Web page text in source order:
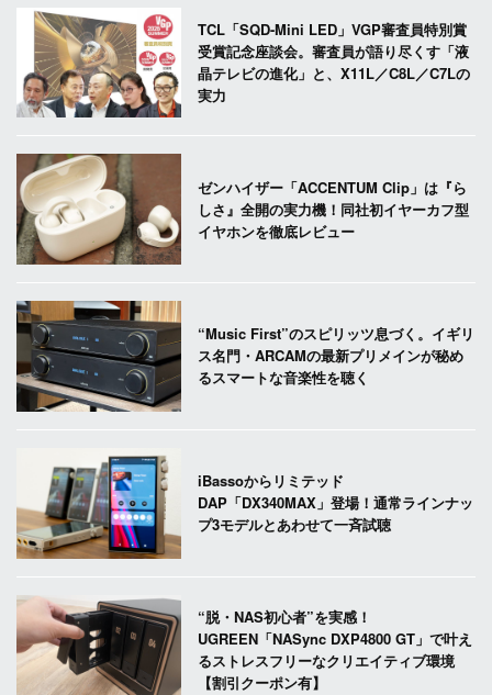
TCL「SQD-Mini LED」VGP審査員特別賞
受賞記念座談会。審査員が語り尽くす「液
晶テレビの進化」と、X11L／C8L／C7Lの
実力
ゼンハイザー「ACCENTUM Clip」は『ら
しさ』全開の実力機！同社初イヤーカフ型
イヤホンを徹底レビュー
“Music First”のスピリッツ息づく。イギリ
ス名門・ARCAMの最新プリメインが秘め
るスマートな音楽性を聴く
iBassoからリミテッド
DAP「DX340MAX」登場！通常ラインナッ
プ3モデルとあわせて一斉試聴
“脱・NAS初心者”を実感！
UGREEN「NASync DXP4800 GT」で叶え
るストレスフリーなクリエイティブ環境
【割引クーポン有】